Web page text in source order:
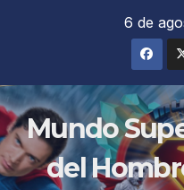
6 de
Mundo
del